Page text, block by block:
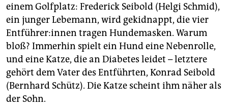
einem Golfplatz: Frederick Seibold (Helgi Schmid),
ein junger Lebemann, wird gekidnappt, die vier
Ent­füh­re­r:in­nen tragen Hundemasken. Warum
bloß? Immerhin spielt ein Hund eine Nebenrolle,
und eine Katze, die an Diabetes leidet – letztere
gehört dem Vater des Entführten, Konrad Seibold
(Bernhard Schütz). Die Katze scheint ihm näher als
der Sohn.